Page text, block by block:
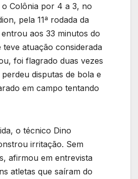
Colônia por 4 a 3, no
pela 11ª rodada da
entrou aos 33 minutos do
teve atuação considerada
foi flagrado duas vezes
disputas de bola e
em campo tentando
o técnico Dino
irritação. Sem
afirmou em entrevista
atletas que saíram do